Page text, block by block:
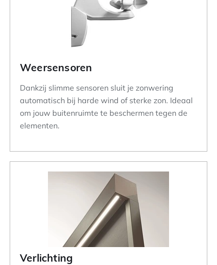
Weersensoren
Dankzij slimme sensoren sluit je zonwering
automatisch bij harde wind of sterke zon. Ideaal
om jouw buitenruimte te beschermen tegen de
elementen.
Verlichting